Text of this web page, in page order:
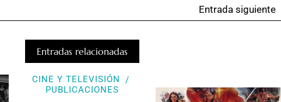
Entrada siguiente
Entradas relacionadas
CINE Y TELEVISIÓN
PUBLICACIONES